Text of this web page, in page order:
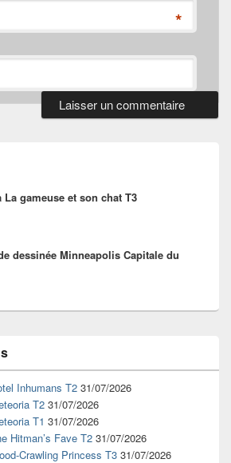
*
:gameuse et son chat T3
dessinée Minneapolis Capitale du
Inhumans T2 31/07/2026
T2 31/07/2026
T1 31/07/2026
Hitman’s Fave T2 31/07/2026
Crawling Princess T3 31/07/2026